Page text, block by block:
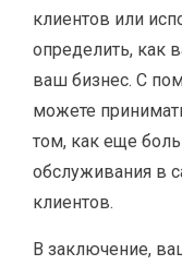
клиентов или
определить, как
ваш бизнес. С
можете
том, как еще
обслуживания в
клиентов.
В заключение,